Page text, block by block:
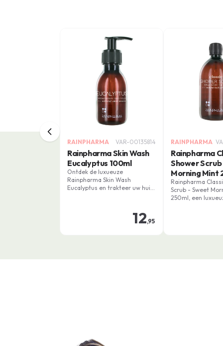
RAINPHARMA VAR-00135814
Rainpharma Skin Wash
Eucalyptus 100ml
Ontdek de luxueuze
Rainpharma Skin Wash
Eucalyptus en trakteer uw huid
in een compacte 100ml variant!
12,95
RAINPHARMA
Rainpharma
Shower
Morning Mint
Rainpharma
Scrub - Sweet
250ml, een